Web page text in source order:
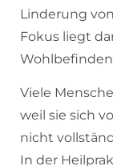
Linderung
Fokus liegt
Viele
weil sie sich
nicht
In der